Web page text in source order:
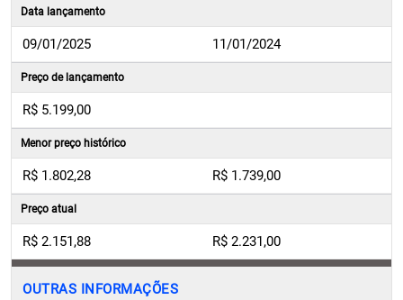
Data lançamento
09/01/2025 11/01/2024
Preço de lançamento
R$ 5.199,00
Menor preço histórico
R$ 1.802,28 R$ 1.739,00
Preço atual
R$ 2.151,88 R$ 2.231,00
OUTRAS INFORMAÇÕES